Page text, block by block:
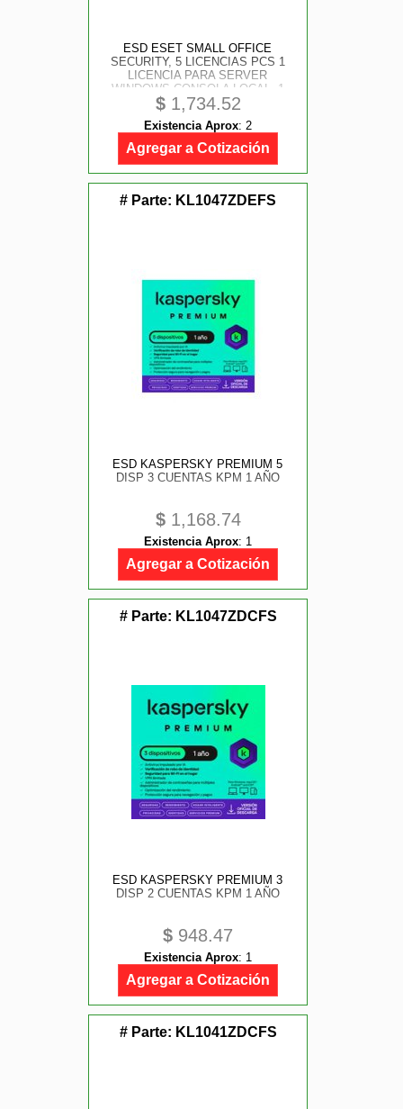
ESD ESET SMALL OFFICE
SECURITY, 5 LICENCIAS PCS 1
LICENCIA PARA SERVER
WINDOWS CONSOLA LOCAL, 1
AÑO DE VIGENCIA
$1,734.52
Existencia Aprox: 2
Agregar a Cotización
# Parte: KL1047ZDEFS
ESD KASPERSKY PREMIUM 5
DISP 3 CUENTAS KPM 1 AÑO
$1,168.74
Existencia Aprox: 1
Agregar a Cotización
# Parte: KL1047ZDCFS
ESD KASPERSKY PREMIUM 3
DISP 2 CUENTAS KPM 1 AÑO
$ 948.47
Existencia Aprox: 1
Agregar a Cotización
# Parte: KL1041ZDCFS